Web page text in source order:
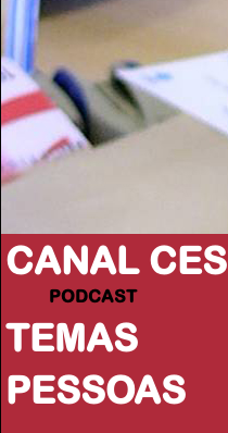
CANAL CES
PODCAST
TEMAS
PESSOAS